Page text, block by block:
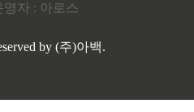
앱에서 음성 녹음
로 콘텐츠 제
그려줘" 같은
영자 : 아로스
by (주)아백.